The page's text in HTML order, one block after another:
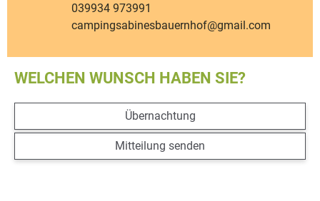
Telefonnummer
039934 973991
E-Mail-Adresse
campingsabinesbauernhof@gmail.com
WELCHEN WUNSCH HABEN SIE?
Übernachtung
Mitteilung senden